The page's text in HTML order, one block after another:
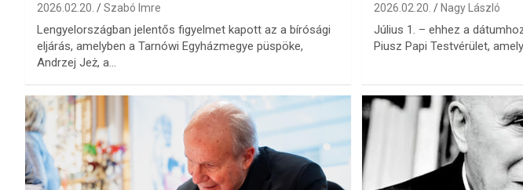
2026.02.20. Szabó Imre
Lengyelországban jelentős figyelmet kapott az a bírósági
eljárás, amelyben a Tarnówi Egyházmegye püspöke,
Andrzej Jeż, a…
2026.02.20. Nagy László
Július 1. – ehhez a
Piusz Papi Testvérület,